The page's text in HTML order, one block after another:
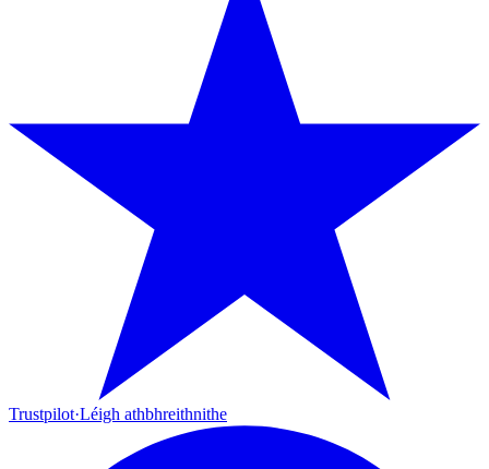
Trustpilot·Léigh athbhreithnithe